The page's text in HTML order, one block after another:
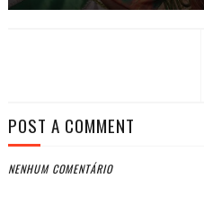
POST A COMMENT
NENHUM COMENTÁRIO